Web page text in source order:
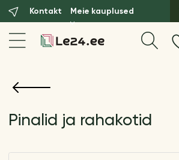
Kontakt Meie kauplused
Pinalid ja rahakotid